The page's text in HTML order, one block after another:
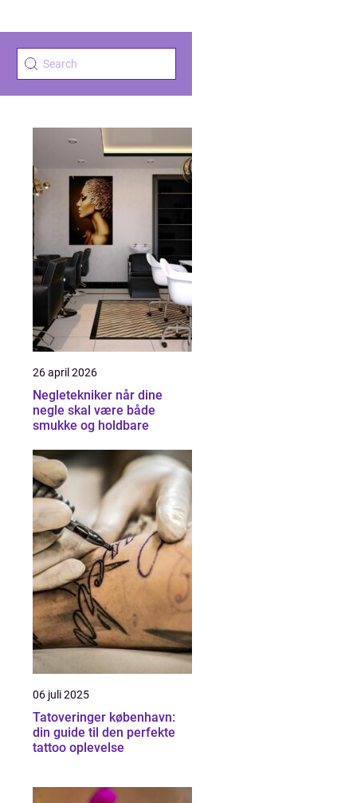
26 april 2026
Negletekniker når dine
negle skal være både
smukke og holdbare
06 juli 2025
Tatoveringer københavn:
din guide til den perfekte
tattoo oplevelse